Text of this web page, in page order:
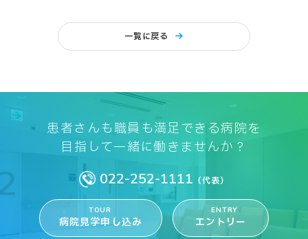
一覧に戻る
患者さんも職員も満足できる病院を
目指して一緒に働きませんか？
022-252-1111 （代表）
TOUR
病院見学申し込み
ENTRY
エントリー